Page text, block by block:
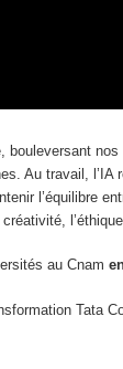
bouleversant
Au travail, l’IA
l’équilibre
au Cnam
Tata